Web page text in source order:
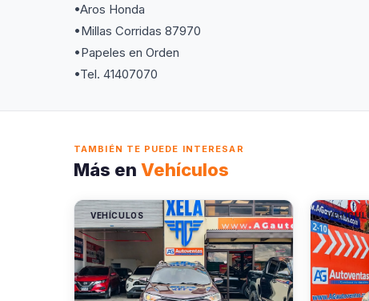
•Aros Honda
•Millas Corridas 87970
•Papeles en Orden
•Tel. 41407070
TAMBIÉN TE PUEDE INTERESAR
Más en Vehículos
VEHÍCULOS